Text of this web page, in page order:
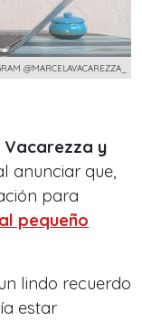
@MARCELAVACAREZZA_
Vacarezza y
anunciar que,
para
pequeño
lindo recuerdo
estar